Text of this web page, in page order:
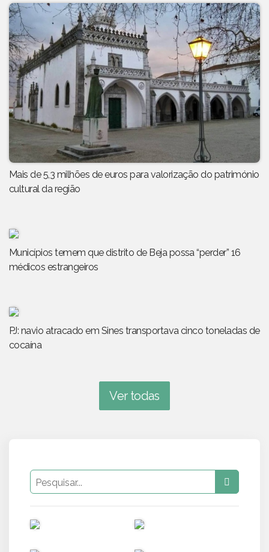
Mais de 5,3 milhões de euros para valorização do património
cultural da região
Municípios temem que distrito de Beja possa “perder” 16
médicos estrangeiros
PJ: navio atracado em Sines transportava cinco toneladas de
cocaína
Ver todas